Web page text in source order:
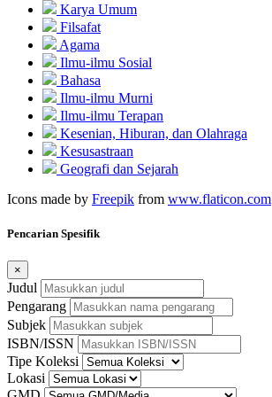
Karya Umum
Filsafat
Agama
Ilmu-ilmu Sosial
Bahasa
Ilmu-ilmu Murni
Ilmu-ilmu Terapan
Kesenian, Hiburan, dan Olahraga
Kesusastraan
Geografi dan Sejarah
Icons made by Freepik from www.flaticon.com
Pencarian Spesifik
×
Judul
Pengarang
Subjek
ISBN/ISSN
Tipe Koleksi
Lokasi